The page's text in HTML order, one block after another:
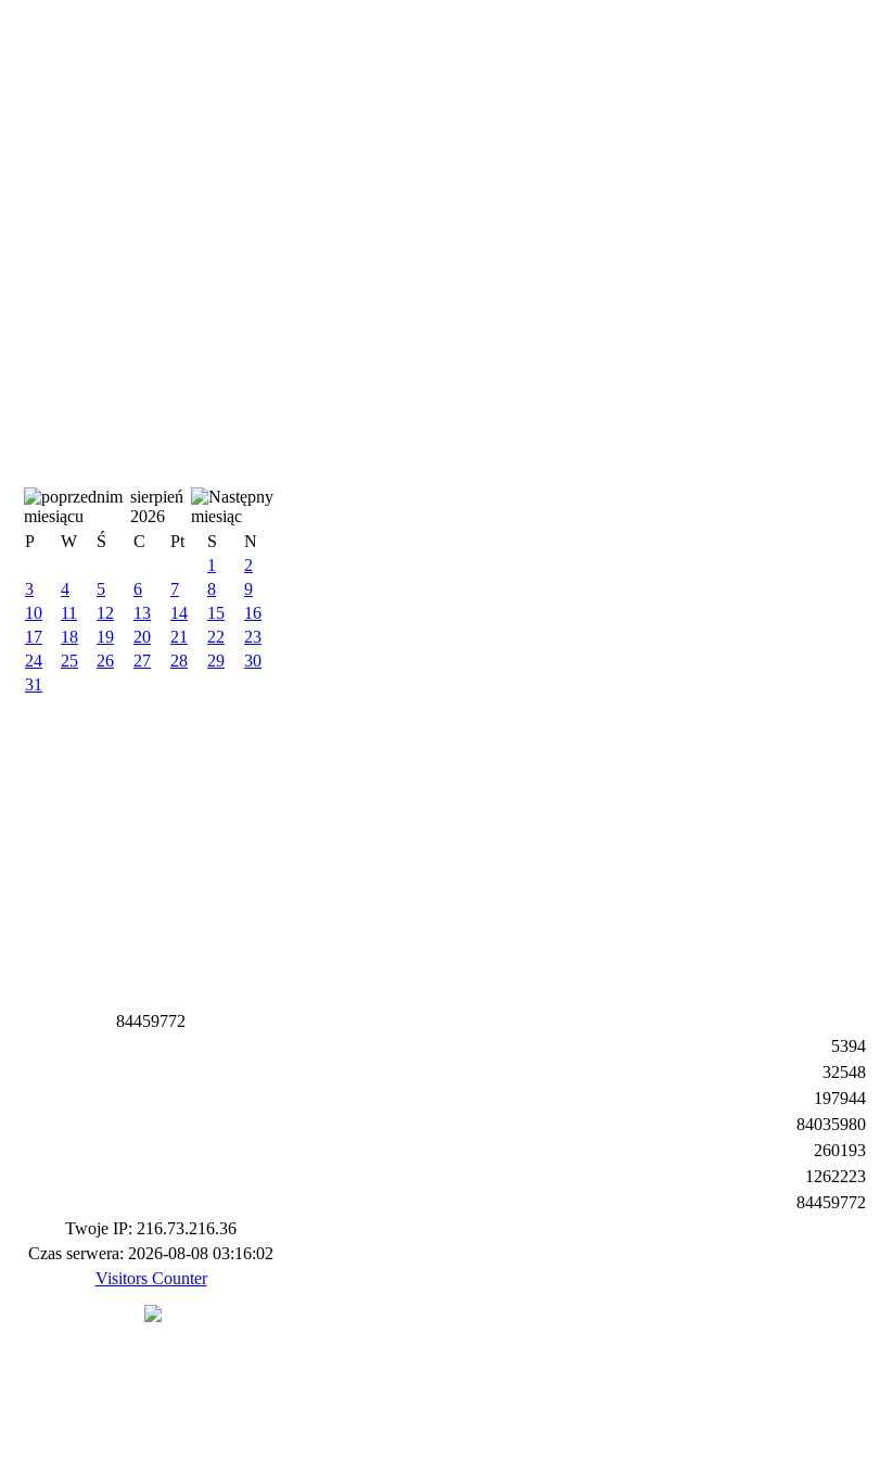
sierpień
2026
P
W Ś C Pt S
N
1
2
3
4 5 6 7 8
9
10
11 12 13 14 15
16
17
18 19 20 21 22
23
24
25 26 27 28 29
30
31
84459772
5394
32548
197944
84035980
260193
1262223
84459772
Twoje IP: 216.73.216.36
Czas serwera: 2026-08-08 03:16:02
Visitors Counter